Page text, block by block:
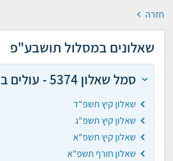
חזרה
שאלונים במסלול תושבע"פ
סמל שאלון 5374 - עולים בח"מ
שאלון קיץ תשפ"ד
שאלון קיץ תשפ"ג
שאלון קיץ תשפ"א
שאלון חורף תשפ"א